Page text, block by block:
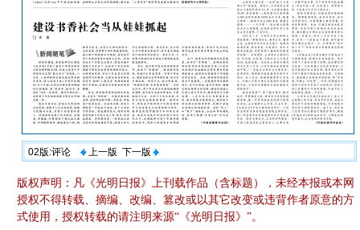
02版:评论 上一版 下一版
版权声明：凡《光明日报》上刊载作品（含标题），未经本报或本网
授权不得转载、摘编、改编、篡改或以其它改变或违背作者原意的方
式使用，授权转载的请注明来源“《光明日报》”。